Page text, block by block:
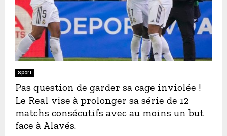
Sport
Pas question de garder sa cage inviolée !
Le Real vise à prolonger sa série de 12
matchs consécutifs avec au moins un but
face à Alavés.